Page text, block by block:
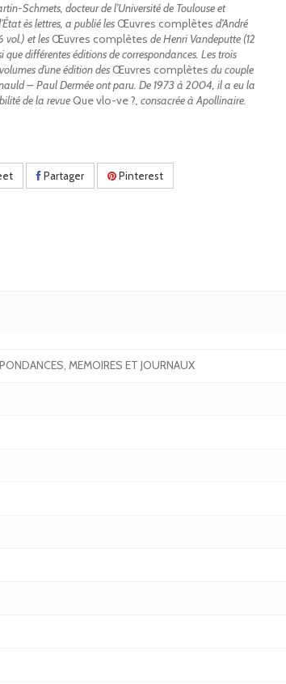
Schmets, docteur de l’Université de Toulouse et
ès lettres, a publié lesŒuvres complètes d’André
vol.) et lesŒuvres complètes de Henri Vandeputte (12
que différentes éditions de correspondances. Les trois
d’une édition desŒuvres complètes du couple
– Paul Dermée ont paru. De 1973 à 2004, il a eu la
de la revueQue vlo-ve ?, consacrée à Apollinaire.
Partager Pinterest
MEMOIRES ET JOURNAUX